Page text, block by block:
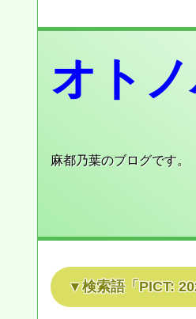
オト
麻都乃葉のブログです。
検索語「PICT: